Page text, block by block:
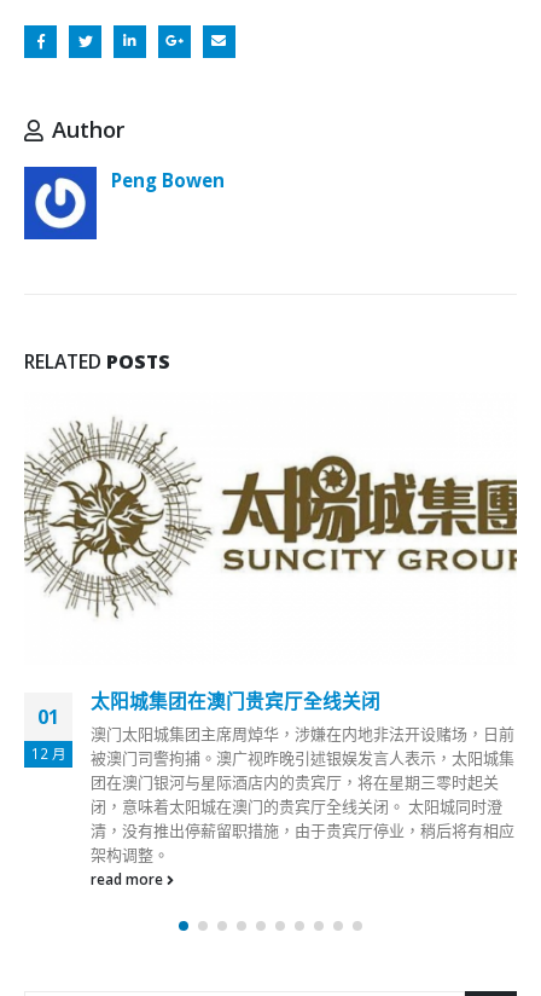
Author
Peng Bowen
RELATED POSTS
01
12 月
太阳城集团在澳门贵宾厅全线关闭
澳门太阳城集团主席周焯华，涉嫌在内地非法开设赌场，日前
被澳门司警拘捕。澳广视昨晚引述银娱发言人表示，太阳城集
团在澳门银河与星际酒店内的贵宾厅，将在星期三零时起关
闭，意味着太阳城在澳门的贵宾厅全线关闭。 太阳城同时澄
清，没有推出停薪留职措施，由于贵宾厅停业，稍后将有相应
架构调整。
read more